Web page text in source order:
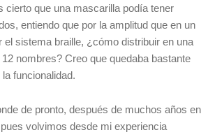
cierto que una mascarilla podía tener
entiendo que por la amplitud que en un
el sistema braille, ¿cómo distribuir en una
nombres? Creo que quedaba bastante
funcionalidad.
de pronto, después de muchos años en
volvimos desde mi experiencia